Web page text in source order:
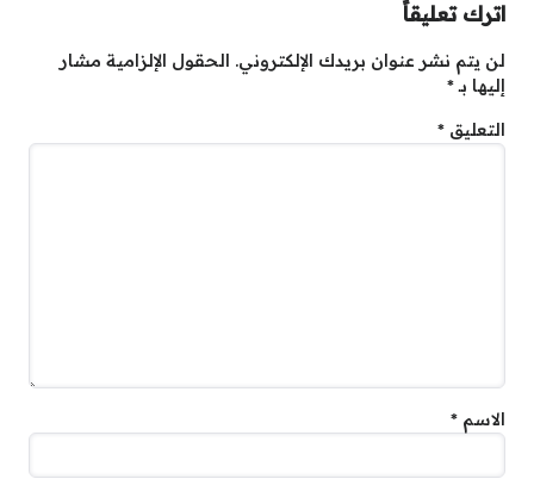
اترك تعليقاً
لن يتم نشر عنوان بريدك الإلكتروني. الحقول الإلزامية مشار
إليها بـ*
التعليق *
الاسم *